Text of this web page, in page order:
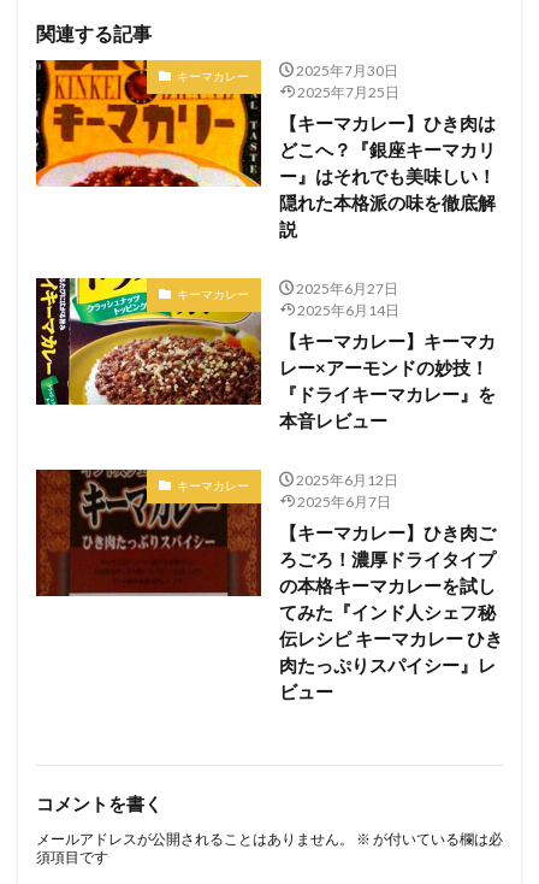
関連する記事
キーマカレー
2025年7月30日
2025年7月25日
【キーマカレー】ひき肉は
どこへ？『銀座キーマカリ
ー』はそれでも美味しい！
隠れた本格派の味を徹底解
説
キーマカレー
2025年6月27日
2025年6月14日
【キーマカレー】キーマカ
レー×アーモンドの妙技！
『ドライキーマカレー』を
本音レビュー
キーマカレー
2025年6月12日
2025年6月7日
【キーマカレー】ひき肉ご
ろごろ！濃厚ドライタイプ
の本格キーマカレーを試し
てみた『インド人シェフ秘
伝レシピ キーマカレー ひき
肉たっぷりスパイシー』レ
ビュー
コメントを書く
メールアドレスが公開されることはありません。 ※ が付いている欄は必
須項目です